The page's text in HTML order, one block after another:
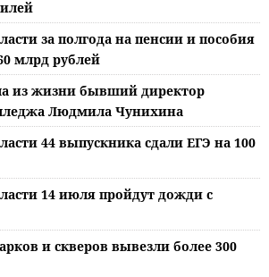
за полгода на пенсии и пособия
млрд рублей
из жизни бывший директор
Людмила Чунихина
44 выпускника сдали ЕГЭ на 100
14 июля пройдут дожди с
и скверов вывезли более 300